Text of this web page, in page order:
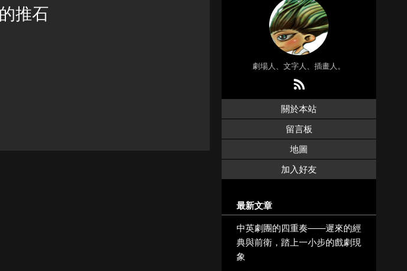
推石
劇場人、文字人、插畫人。
關於本站
留言板
地圖
加入好友
最新文章
中英劇團的四重奏——遲來的經
典與前衛，踏上一小步的戲劇現
象